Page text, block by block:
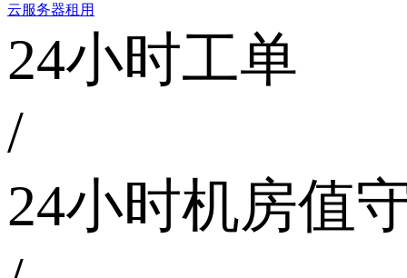
云服务器租用
24小时工单
/
24小时机房值